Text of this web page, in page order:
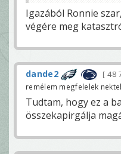
Igazából Ronnie
végére meg
dande2 48
remélem megfelelek
Tudtam, hogy ez a
összekapirgálja